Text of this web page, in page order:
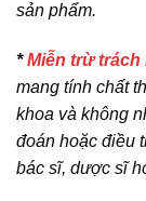
sản phẩm.
*Miễn trừ trách
mang tính chất
khoa và không
đoán hoặc điều
bác sĩ, dược sĩ